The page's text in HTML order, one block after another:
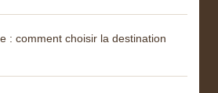
: comment choisir la destination